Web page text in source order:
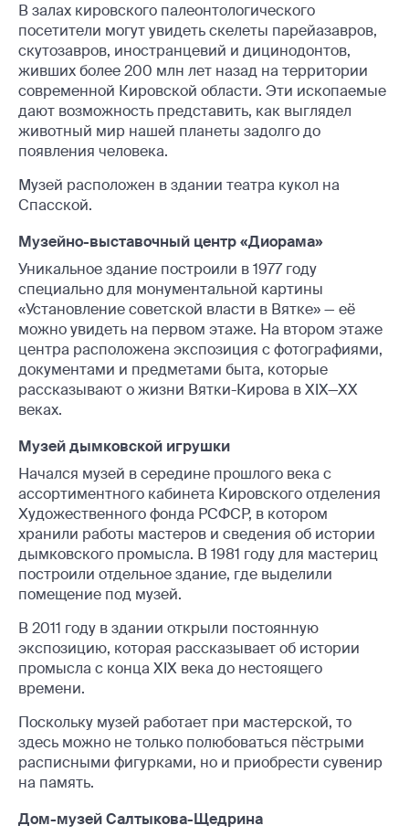
В залах кировского палеонтологического
посетители могут увидеть скелеты парейазавров,
скутозавров, иностранцевий и дицинодонтов,
живших более 200 млн лет назад на территории
современной Кировской области. Эти ископаемые
дают возможность представить, как выглядел
животный мир нашей планеты задолго до
появления человека.
Музей расположен в здании театра кукол на
Спасской.
Музейно-выставочный центр «Диорама»
Уникальное здание построили в 1977 году
специально для монументальной картины
«Установление советской власти в Вятке» — её
можно увидеть на первом этаже. На втором этаже
центра расположена экспозиция с фотографиями,
документами и предметами быта, которые
рассказывают о жизни Вятки-Кирова в XIX—XX
веках.
Музей дымковской игрушки
Начался музей в середине прошлого века с
ассортиментного кабинета Кировского отделения
Художественного фонда РСФСР, в котором
хранили работы мастеров и сведения об истории
дымковского промысла. В 1981 году для мастериц
построили отдельное здание, где выделили
помещение под музей.
В 2011 году в здании открыли постоянную
экспозицию, которая рассказывает об истории
промысла с конца XIX века до нестоящего
времени.
Поскольку музей работает при мастерской, то
здесь можно не только полюбоваться пёстрыми
расписными фигурками, но и приобрести сувенир
на память.
Дом-музей Салтыкова-Щедрина